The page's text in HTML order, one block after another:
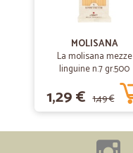
MOLISANA
La molisana mezze
linguine n.7 gr.500
1,29 € 1,49 €